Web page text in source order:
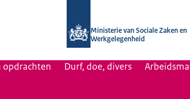
Ministerie van Sociale Zaken en
Werkgelegenheid
opdrachten Durf, doe, divers